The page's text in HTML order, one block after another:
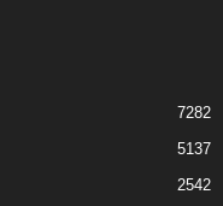
7282
5137
2542